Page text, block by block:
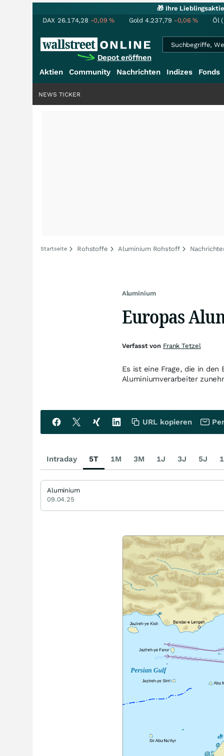
🎁 Ihre
DAX 26.174,28 -0,09% Gold 4.237,79 -0,06% Öl
Depot eröffnen
Aktien
Community Nachrichten Indizes Fonds
NEWS TICKER
Startseite Rohstoffe Aluminium Rohstoff
Aluminium
Europas
Es ist eine Frage, die in den
Aluminiumverarbeiter
Verfasst von Frank Tetzel
URL kopieren
Intraday 5T 1M 3M 1J 3J 5J
Aluminium
09.04.25